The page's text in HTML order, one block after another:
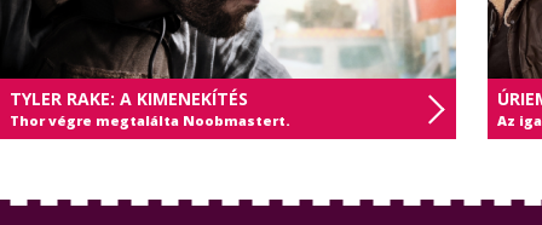
TYLER RAKE: A KIMENEKÍTÉS
Thor végre megtalálta Noobmastert. Az